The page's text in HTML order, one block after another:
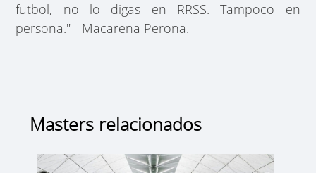
futbol, no lo digas en RRSS. Tampoco en
persona." - Macarena Perona.
Masters relacionados